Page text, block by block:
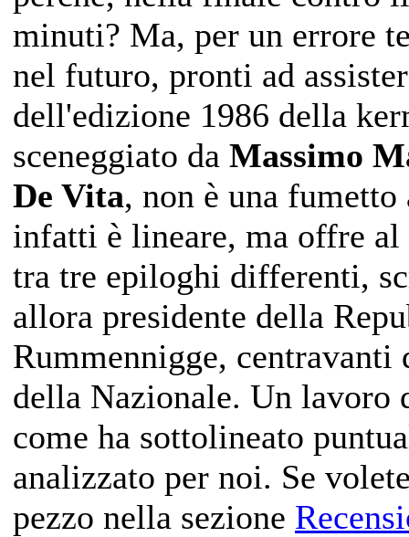
minuti? Ma, per un errore
nel futuro, pronti ad
dell'edizione 1986 della
sceneggiato da Massimo
De Vita, non è una
infatti è lineare, ma offre
tra tre epiloghi differenti,
allora presidente della
Rummennigge,
della Nazionale. Un lavoro
come ha sottolineato
analizzato per noi. Se
pezzo nella sezione